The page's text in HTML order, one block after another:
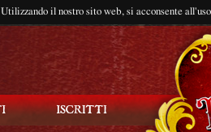
Utilizzando il nostro sito web, si acconsente